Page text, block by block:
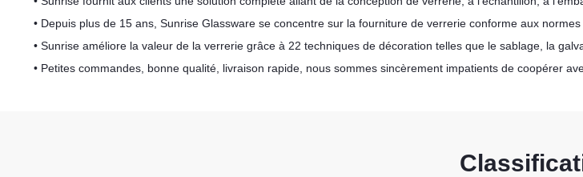
• Depuis plus de 15 ans, Sunrise Glassware se concentre sur la fourniture de verrerie conforme aux
• Sunrise améliore la valeur de la verrerie grâce à 22 techniques de décoration telles que le sablage, la
• Petites commandes, bonne qualité, livraison rapide, nous sommes sincèrement impatients de coopérer